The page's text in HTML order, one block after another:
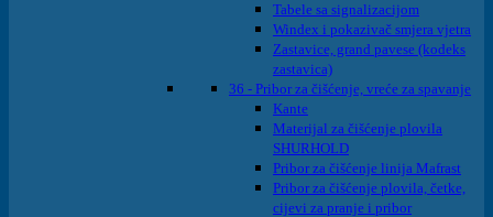
Tabele sa signalizacijom
Windex i pokazivač smjera vjetra
Zastavice, grand pavese (kodeks
zastavica)
36 - Pribor za čišćenje, vreće za spavanje
Kante
Materijal za čišćenje plovila
SHURHOLD
Pribor za čišćenje linija Mafrast
Pribor za čišćenje plovila, četke,
cijevi za pranje i pribor